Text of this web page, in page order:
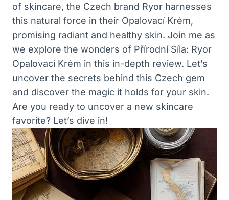
of skincare, the Czech brand Ryor harnesses
this natural force in their Opalovací Krém,
promising radiant and healthy skin. Join me as
we explore the wonders of Přírodní Síla: Ryor
Opalovací Krém in this in-depth review. Let’s
uncover the secrets behind this Czech gem
and discover the magic it holds for your skin.
Are you ready to uncover a new skincare
favorite? Let’s dive in!